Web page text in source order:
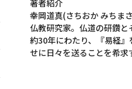
著者紹介
幸岡道真(さちおか みちま
仏教研究家。仏道の研鑽と
約30年にわたり、『易経
せに日々を送ることを希求